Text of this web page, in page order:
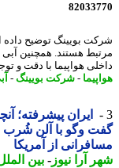
بویینگ توضیح داده
هستند. همچنین آبی و
هواپیما با دقت و توجه
-شرکت بویینگ-آبی-
ایران پیشرفته؛ آنچه
وگو با آلن شُرب و
از آمریکا
آرا نیوز-بین الملل-